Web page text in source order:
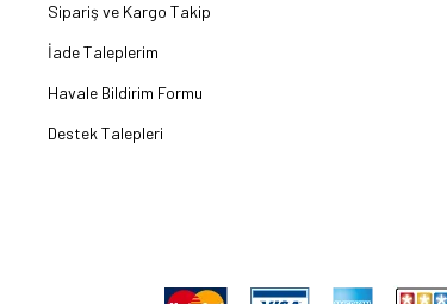
Sipariş ve Kargo Takip
İade Taleplerim
Havale Bildirim Formu
Destek Talepleri